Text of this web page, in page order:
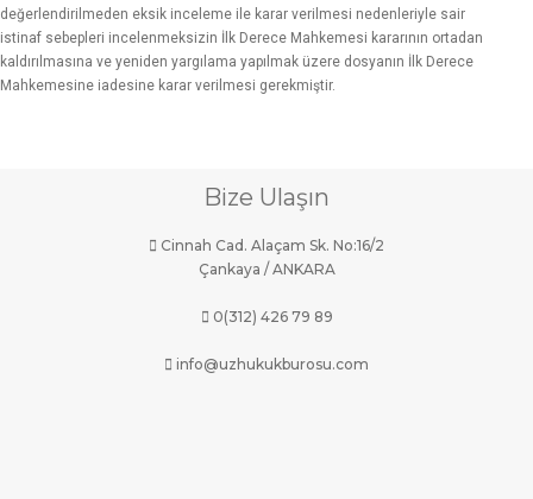
değerlendirilmeden eksik inceleme ile karar verilmesi nedenleriyle sair
istinaf sebepleri incelenmeksizin İlk Derece Mahkemesi kararının ortadan
kaldırılmasına ve yeniden yargılama yapılmak üzere dosyanın İlk Derece
Mahkemesine iadesine karar verilmesi gerekmiştir.
Bize Ulaşın
Cinnah Cad. Alaçam Sk. No:16/2
Çankaya / ANKARA
0(312) 426 79 89
info@uzhukukburosu.com